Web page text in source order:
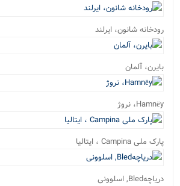
رودخانه شانون، ایرلند
بایرن، آلمان
Hamnёy، نروژ
پارک ملی Campina ، ایتالیا
دریاچهBled, اسلوونی